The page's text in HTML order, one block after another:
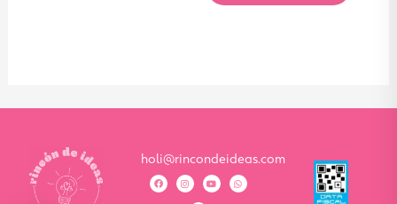
holi@rincondeideas.com